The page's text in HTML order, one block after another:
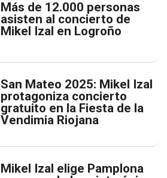
Más de 12.000 personas
asisten al concierto de
Mikel Izal en Logroño
San Mateo 2025: Mikel Izal
protagoniza concierto
gratuito en la Fiesta de la
Vendimia Riojana
Mikel Izal elige Pamplona